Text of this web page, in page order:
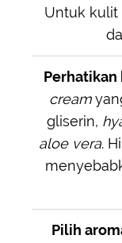
Untuk kulit
Perhatikan
cream
gliserin,
aloe vera.
Pilih